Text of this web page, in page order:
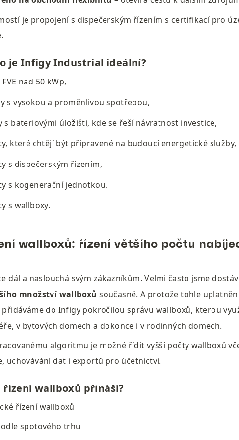
je propojení s dispečerským řízením s certifikací pro
je Infigy Industrial ideální?
nad 50 kWp,
s vysokou a proměnlivou spotřebou,
s bateriovými úložišti, kde se řeší návratnost investice,
které chtějí být připravené na budoucí energetické služby,
s dispečerským řízením,
s kogenerační jednotkou,
s wallboxy.
wallboxů: řízení většího počtu
množství wallboxů současně. A protože tohle
přidáváme do Infigy pokročilou správu wallboxů, kterou
v bytových domech a dokonce i v rodinných domech.
algoritmu je možné řídit vyšší počty wallboxů
uchovávání dat i exportů pro účetnictví.
řízení wallboxů přináší?
řízení wallboxů
spotového trhu